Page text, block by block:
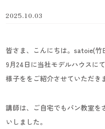
2025.10.03
皆さま、こんにちは。satoie(竹
9月24日に当社モデルハウスに
様子ををご紹介させていただき
講師は、ご自宅でもパン教室を
いしました。